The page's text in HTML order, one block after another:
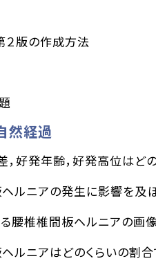
２版の作成方法
然経過
好発年齢，好発高位はど
ルニアの発生に影響を及
腰椎椎間板ヘルニアの画
ニアはどのくらいの割合